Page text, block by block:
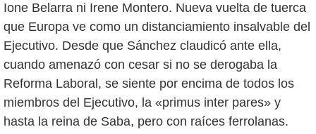
Ione Belarra ni Irene Montero. Nueva vuelta de tuerca
que Europa ve como un distanciamiento insalvable del
Ejecutivo. Desde que Sánchez claudicó ante ella,
cuando amenazó con cesar si no se derogaba la
Reforma Laboral, se siente por encima de todos los
miembros del Ejecutivo, la «primus inter pares» y
hasta la reina de Saba, pero con raíces ferrolanas.